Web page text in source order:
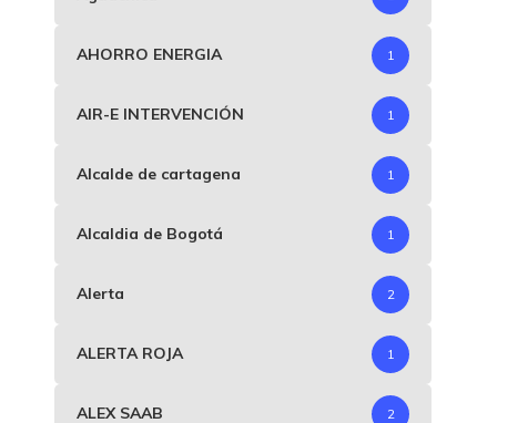
AHORRO ENERGIA 1
AIR-E INTERVENCIÓN 1
Alcalde de cartagena 1
Alcaldia de Bogotá 1
Alerta 2
ALERTA ROJA 1
ALEX SAAB 2